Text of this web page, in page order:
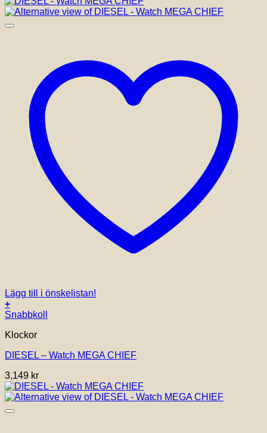
Lägg till i önskelistan!
+
Snabbkoll
Klockor
DIESEL – Watch MEGA CHIEF
3,149 kr